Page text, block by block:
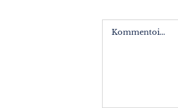
Kommentti